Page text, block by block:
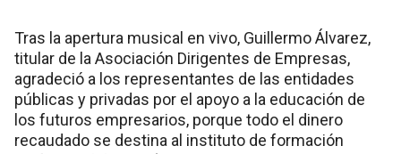
Tras la apertura musical en vivo, Guillermo Álvarez,
titular de la Asociación Dirigentes de Empresas,
agradeció a los representantes de las entidades
públicas y privadas por el apoyo a la educación de
los futuros empresarios, porque todo el dinero
recaudado se destina al instituto de formación